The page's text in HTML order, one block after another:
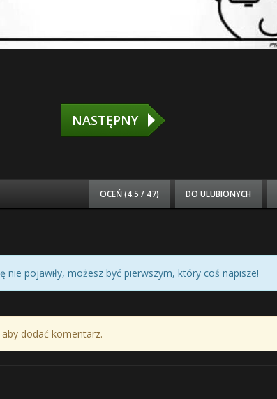
NASTĘPNY
OCEŃ (4.5 / 47) DO ULUBIONYCH
nie pojawiły, możesz być pierwszym, który coś napisze!
dodać komentarz.